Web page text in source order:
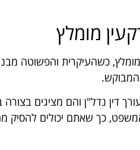
מומלץ
כשהעיקרית והפשוטה
המבוקש.
דין נדל"ן והם מציגים בצורה
כך שאתם יכולים להסיק